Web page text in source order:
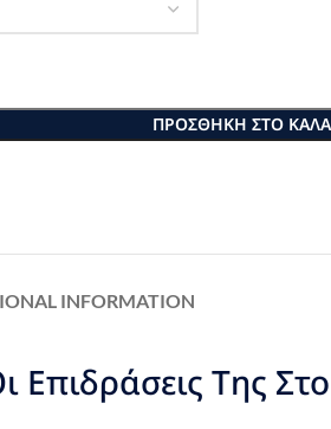
ΠΡΟΣΘΉΚΗ ΣΤΟ
INFORMATION
Της